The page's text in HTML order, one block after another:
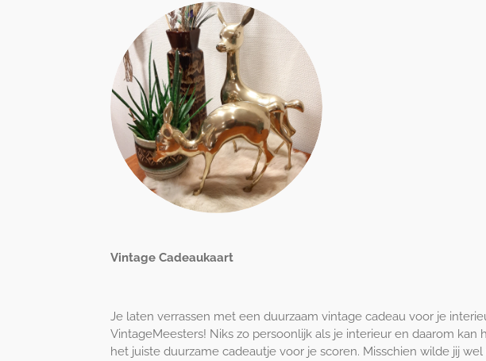
Vintage Cadeaukaart
Je laten verrassen met een duurzaam vintage cadeau voor je
VintageMeesters! Niks zo persoonlijk als je interieur en daarom kan
het juiste duurzame cadeautje voor je scoren. Misschien wilde jij